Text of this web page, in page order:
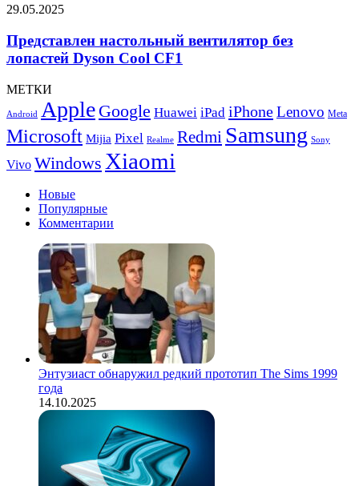
Neo
Представлен
вентилятор
без
лопастей
Cool
CF1
29.05.2025
Представлен настольный вентилятор без
лопастей Dyson Cool CF1
МЕТКИ
Android Apple Google Huawei iPad iPhoneLenovo Meta
Microsoft Mijia Pixel Realme Redmi Samsung Sony
Vivo Windows Xiaomi
Новые
Популярные
Комментарии
Энтузиаст обнаружил редкий прототип The Sims 1999
года
14.10.2025